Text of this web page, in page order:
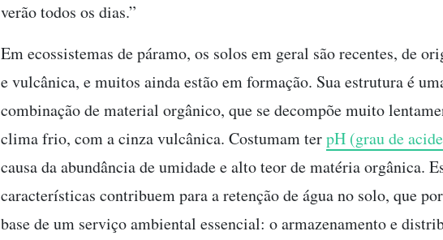
verão todos os dias.”
Em ecossistemas de páramo, os solos em geral são recentes, de
e vulcânica, e muitos ainda estão em formação. Sua estrutura é
combinação de material orgânico, que se decompõe muito
clima frio, com a cinza vulcânica. Costumam terpH (grau de
causa da abundância de umidade e alto teor de matéria orgânica.
características contribuem para a retenção de água no solo, que
base de um serviço ambiental essencial: o armazenamento e